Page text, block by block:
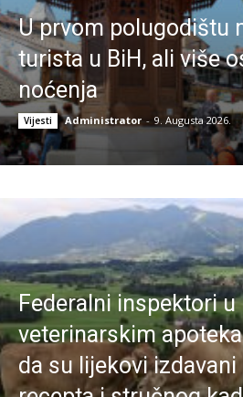
U prvom polugodištu
turista u BiH, ali više
noćenja
Vijesti Administrator - 9. Augusta 2026.
Federalni inspektori u
veterinarskim
da su lijekovi izdavani